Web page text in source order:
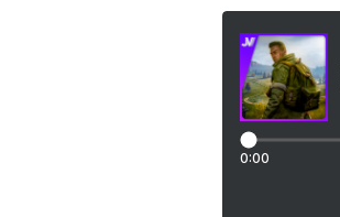
0:00